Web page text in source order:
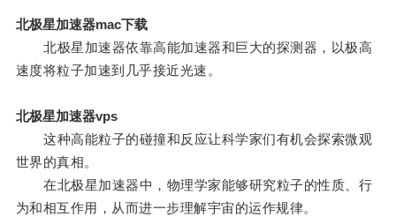
北极星加速器mac下载
北极星加速器依靠高能加速器和巨大的探测器，以极高
速度将粒子加速到几乎接近光速。
北极星加速器vps
这种高能粒子的碰撞和反应让科学家们有机会探索微观
世界的真相。
在北极星加速器中，物理学家能够研究粒子的性质、行
为和相互作用，从而进一步理解宇宙的运作规律。